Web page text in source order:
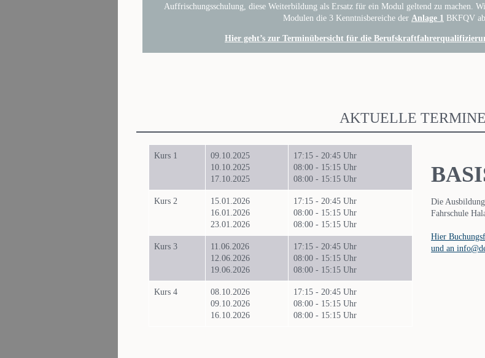
Auffrischungsschulung, diese Weiterbildung als Ersatz für ein Modul geltend zu machen.
Modulen die 3 Kenntnisbereiche der Anlage 1 BKFQV
Hier geht’s zur Terminübersicht für die
AKTUELLE TERMINE
Kurs 1
09.10.2025
10.10.2025
17.10.2025
17:15 - 20:45 Uhr
08:00 - 15:15 Uhr
08:00 - 15:15 Uhr
Kurs 2
15.01.2026
16.01.2026
23.01.2026
17:15 - 20:45 Uhr
08:00 - 15:15 Uhr
08:00 - 15:15 Uhr
Kurs 3
11.06.2026
12.06.2026
19.06.2026
17:15 - 20:45 Uhr
08:00 - 15:15 Uhr
08:00 - 15:15 Uhr
Kurs 4
08.10.2026
09.10.2026
16.10.2026
17:15 - 20:45 Uhr
08:00 - 15:15 Uhr
08:00 - 15:15 Uhr
Die
Fahrschule
Hier
und an